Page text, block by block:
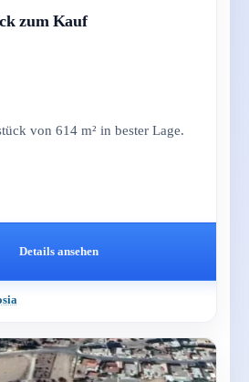
zum Kauf
von 614 m² in bester Lage.
Details ansehen